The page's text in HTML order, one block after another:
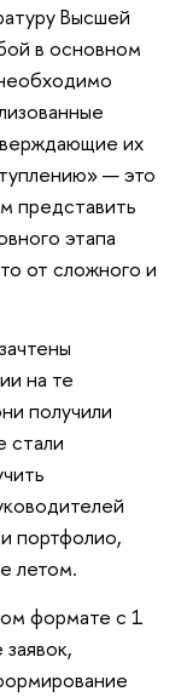
Высшей
в основном
их
— это
представить
этапа
от сложного и
на те
получили
стали
портфолио,
летом.
формате с 1